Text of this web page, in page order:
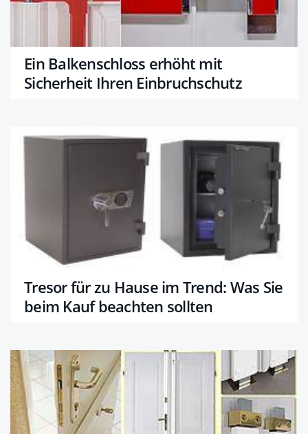
Ein Balkenschloss erhöht mit
Sicherheit Ihren Einbruchschutz
Tresor für zu Hause im Trend: Was Sie
beim Kauf beachten sollten